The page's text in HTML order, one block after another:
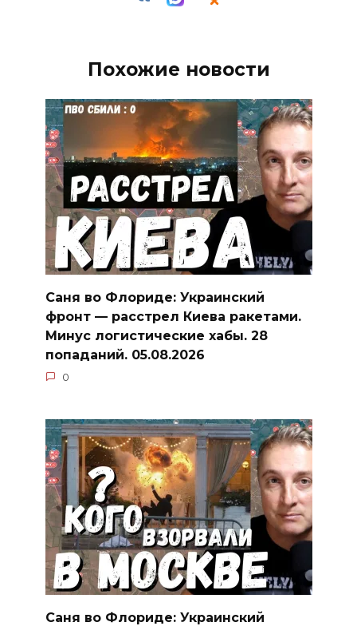
Похожие новости
Саня во Флориде: Украинский
фронт — расстрел Киева ракетами.
Минус логистические хабы. 28
попаданий. 05.08.2026
0
Саня во Флориде: Украинский